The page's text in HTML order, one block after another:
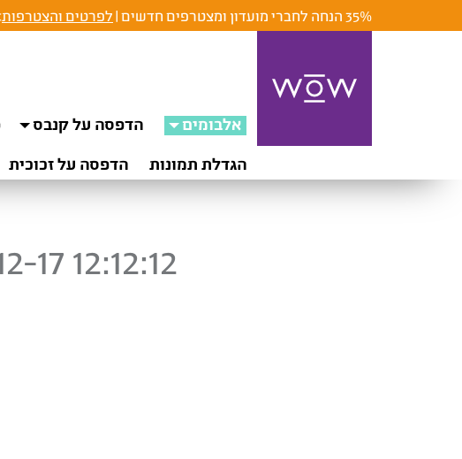
35% הנחה לחברי מועדון ומצטרפים חדשים | לפרטים והצטרפות
אלבומים הדפסה על קנבס
הגדלת תמונות
הדפסה על זכוכית
12:12:12